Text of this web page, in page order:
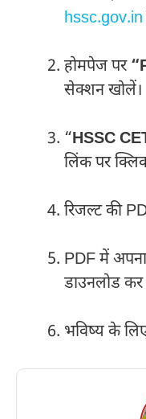
hssc.gov.in
होमपेज पर
सेक्शन खोलें।
“HSSC
लिंक पर
रिजल्ट की
PDF में
डाउनलोड
भविष्य के